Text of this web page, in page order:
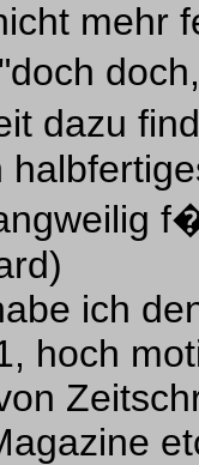
mehr
dazu
ich
hoch